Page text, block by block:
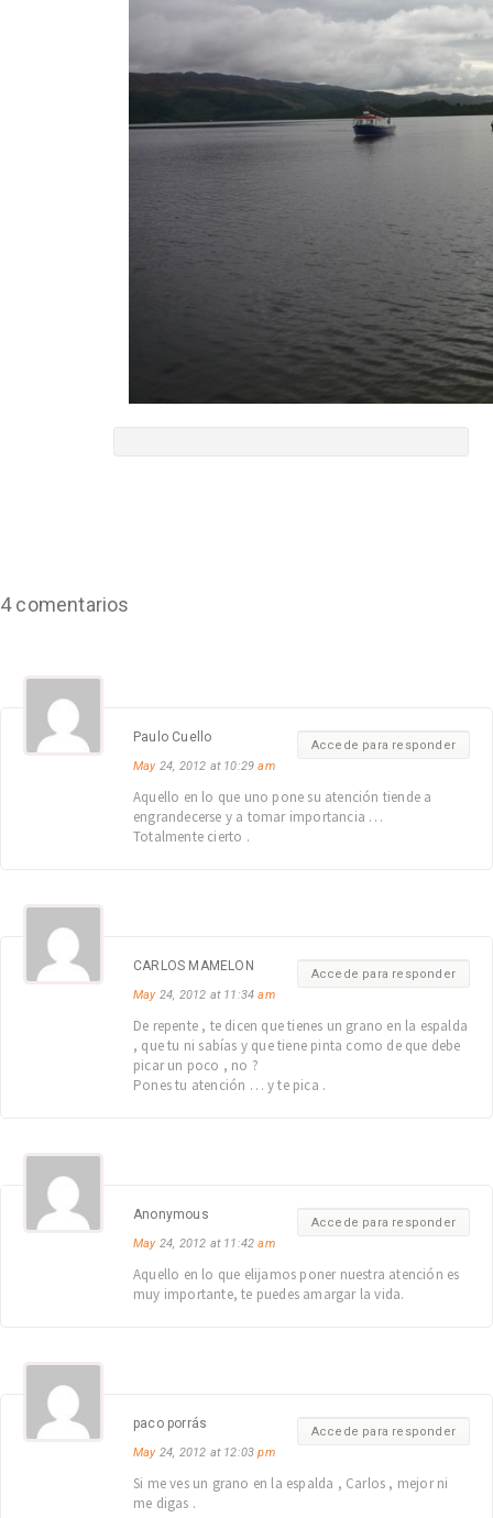
4 comentarios
Accede para responder
Paulo Cuello
May24, 2012 at 10:29am
Aquello en lo que uno pone su atención tiende a
engrandecerse y a tomar importancia …
Totalmente cierto .
Accede para responder
CARLOS MAMELON
May24, 2012 at 11:34am
De repente , te dicen que tienes un grano en la espalda
, que tu ni sabías y que tiene pinta como de que debe
picar un poco , no ?
Pones tu atención … y te pica .
Accede para responder
Anonymous
May24, 2012 at 11:42am
Aquello en lo que elijamos poner nuestra atención es
muy importante, te puedes amargar la vida.
Accede para responder
paco porrás
May24, 2012 at 12:03pm
Si me ves un grano en la espalda , Carlos , mejor ni
me digas .